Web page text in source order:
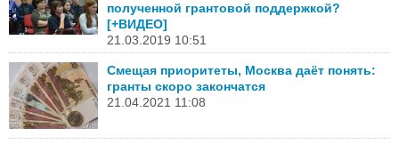
полученной грантовой поддержкой?
[+ВИДЕО]
21.03.2019 10:51
Смещая приоритеты, Москва даёт понять:
гранты скоро закончатся
21.04.2021 11:08